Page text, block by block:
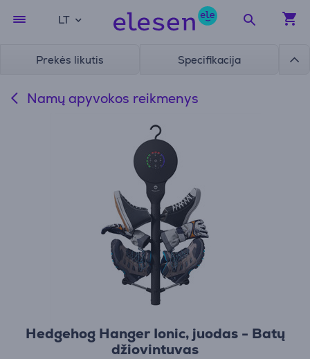
LT
Prekės likutis Specifikacija
Namų apyvokos reikmenys
Hedgehog Hanger Ionic, juodas - Batų
džiovintuvas